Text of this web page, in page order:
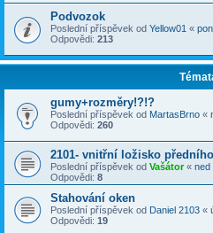
Podvozok
Poslední příspěvek od Yellow01 «
Odpovědi: 213
gumy+rozměry!?!?
Poslední příspěvek od MartasBrno «
Odpovědi: 260
2101- vnitřní ložisko
Poslední příspěvek od Vašátor« ned
Odpovědi: 8
Stahování oken
Poslední příspěvek od Daniel 2103 «
Odpovědi: 19